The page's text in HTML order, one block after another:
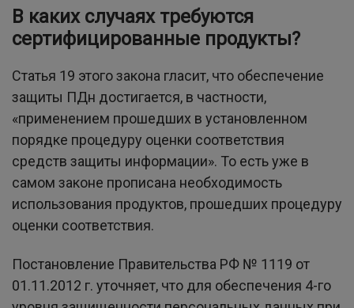
В каких случаях требуются
сертифицированные продукты?
Статья 19 этого закона гласит, что обеспечение
защиты ПДн достигается, в частности,
«применением прошедших в установленном
порядке процедуру оценки соответствия
средств защиты информации». То есть уже в
самом законе прописана необходимость
использования продуктов, прошедших процедуру
оценки соответствия.
Постановление Правительства РФ № 1119 от
01.11.2012 г. уточняет, что для обеспечения 4-го